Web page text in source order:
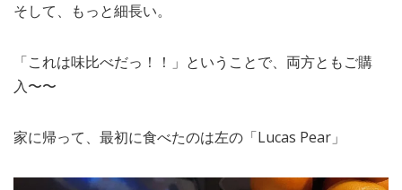
そして、もっと細長い。
「これは味比べだっ！！」ということで、両方ともご購
入〜〜
家に帰って、最初に食べたのは左の「Lucas Pear」